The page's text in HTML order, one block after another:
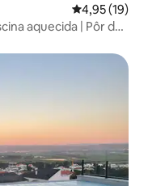
4,95 de uma
4,95 (19)
aquecida | Pôr do